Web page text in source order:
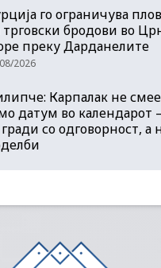
го ограничува
трговски бродови во
преку Дарданелите
2026
Карпалак не
датум во календарот
со одговорност, а